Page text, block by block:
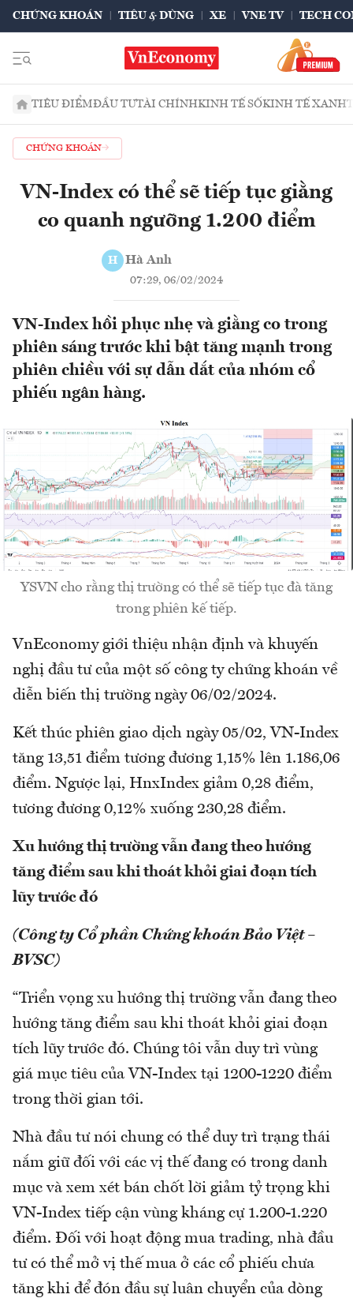
CHỨNG KHOÁN TIÊU & DÙNG XE VNE TV TECH
TIÊU ĐIỂMĐẦU TƯTÀI CHÍNHKINH TẾ SỐKINH TẾ XANH
CHỨNG KHOÁN
VN-Index có thể sẽ tiếp tục giằng
co quanh ngưỡng 1.200 điểm
H Hà Anh
07:29, 06/02/2024
VN-Index hồi phục nhẹ và giằng co trong
phiên sáng trước khi bật tăng mạnh trong
phiên chiều với sự dẫn dắt của nhóm cổ
phiếu ngân hàng.
YSVN cho rằng thị trường có thể sẽ tiếp tục đà tăng
trong phiên kế tiếp.
VnEconomy giới thiệu nhận định và khuyến
nghị đầu tư của một số công ty chứng khoán về
diễn biến thị trường ngày 06/02/2024.
Kết thúc phiên giao dịch ngày 05/02, VN-Index
tăng 13,51 điểm tương đương 1,15% lên 1.186,06
điểm. Ngược lại, HnxIndex giảm 0,28 điểm,
tương đương 0,12% xuống 230,28 điểm.
Xu hướng thị trường vẫn đang theo hướng
tăng điểm sau khi thoát khỏi giai đoạn tích
lũy trước đó
(Công ty Cổ phần Chứng khoán Bảo Việt –
BVSC)
“Triển vọng xu hướng thị trường vẫn đang theo
hướng tăng điểm sau khi thoát khỏi giai đoạn
tích lũy trước đó. Chúng tôi vẫn duy trì vùng
giá mục tiêu của VN-Index tại 1200-1220 điểm
trong thời gian tới.
Nhà đầu tư nói chung có thể duy trì trạng thái
nắm giữ đối với các vị thế đang có trong danh
mục và xem xét bán chốt lời giảm tỷ trọng khi
VN-Index tiếp cận vùng kháng cự 1.200-1.220
điểm. Đối với hoạt động mua trading, nhà đầu
tư có thể mở vị thế mua ở các cổ phiếu chưa
tăng khi để đón đầu sự luân chuyển của dòng